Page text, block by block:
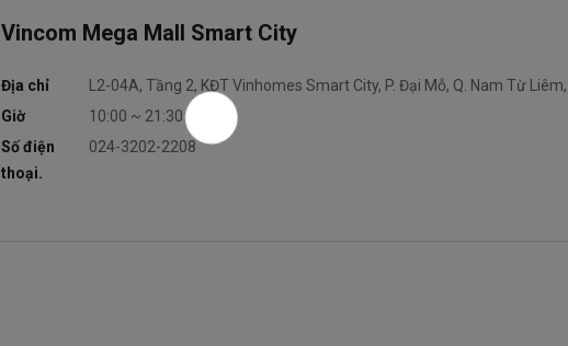
Vincom Mega Mall Smart City
Địa chỉ
L2-04A, Tầng 2, KĐT Vinhomes Smart City, P. Đại Mỗ, Q. Nam Từ Liêm,
Giờ
10:00 ~ 21:30
Số điện
thoại.
024-3202-2208